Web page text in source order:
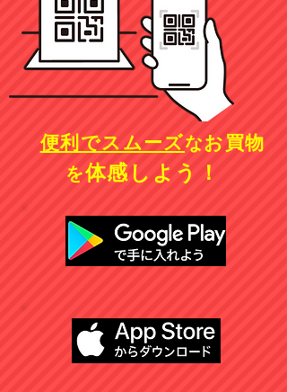
便利でスムーズなお買物
を体感しよう！